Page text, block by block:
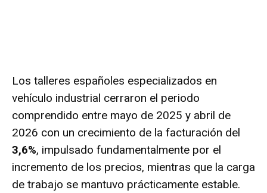
Los talleres españoles especializados en
vehículo industrial cerraron el periodo
comprendido entre mayo de 2025 y abril de
2026 con un crecimiento de la facturación del
3,6%, impulsado fundamentalmente por el
incremento de los precios, mientras que la carga
de trabajo se mantuvo prácticamente estable.